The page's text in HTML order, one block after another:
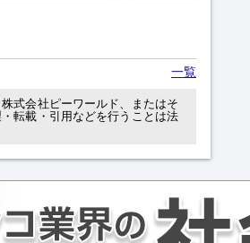
一覧
式会社ピーワールド、またはそ
転載・引用などを行うことは法